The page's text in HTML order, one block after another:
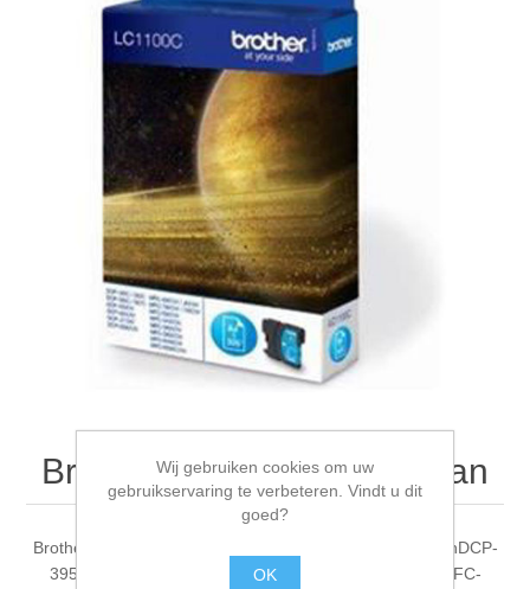
Brother inkt LC1100C cyaan
Brother inkt LC1100C cyaan Compatibiliteit: DCP-385C\nDCP-
395CN\nDCP-585CW\nDCP-J615W\nDCP-J715W\nMFC-
Wij gebruiken cookies om uw
gebruikservaring te verbeteren. Vindt u dit
goed?
OK